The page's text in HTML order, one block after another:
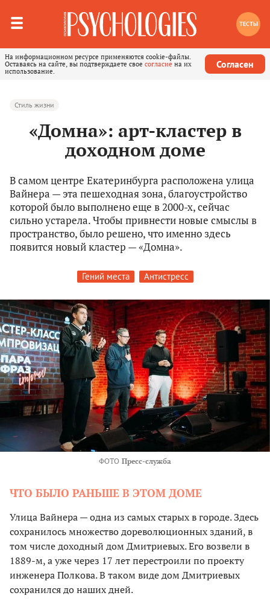
ТЕСТЫ
На информационном ресурсе применяются cookie-файлы.
Оставаясь на сайте, вы подтверждаете свое согласие на их
использование.
Согласен
Стиль жизни
«Домна»: арт-кластер в
доходном доме
В самом центре Екатеринбурга расположена улица
Вайнера — эта пешеходная зона, благоустройство
которой было выполнено еще в 2000-х, сейчас
сильно устарела. Чтобы привнести новые смыслы в
пространство, было решено, что именно здесь
появится новый кластер — «Домна».
Гений места Антистресс
ФОТО Пресс-служба
ЧТО БЫЛО РАНЬШЕ В ЭТОМ ДОМЕ
Улица Вайнера — одна из самых старых в городе. Здесь
сохранилось множество дореволюционных зданий, в
том числе доходный дом Дмитриевых. Его возвели в
1889-м, а уже через 17 лет перестроили по проекту
инженера Полкова. В таком виде дом Дмитриевых
сохранился до наших дней.